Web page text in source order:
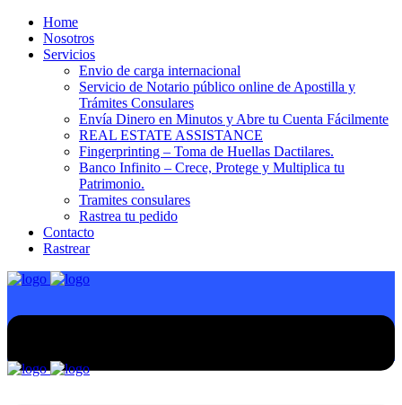
Home
Nosotros
Servicios
Envio de carga internacional
Servicio de Notario público online de Apostilla y
Trámites Consulares
Envía Dinero en Minutos y Abre tu Cuenta Fácilmente
REAL ESTATE ASSISTANCE
Fingerprinting – Toma de Huellas Dactilares.
Banco Infinito – Crece, Protege y Multiplica tu
Patrimonio.
Tramites consulares
Rastrea tu pedido
Contacto
Rastrear